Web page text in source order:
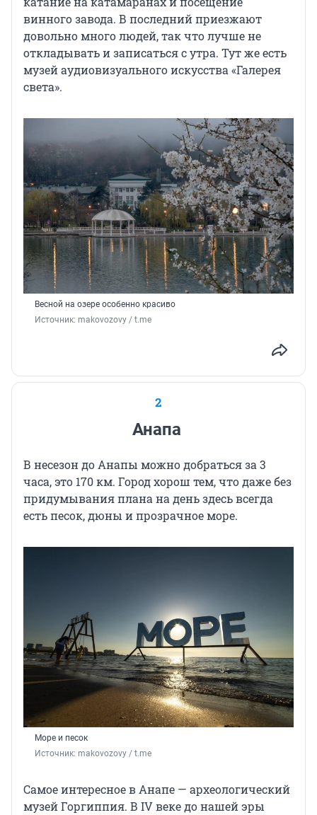
винного завода. В последний приезжают
довольно много людей, так что лучше не
откладывать и записаться с утра. Тут же есть
музей аудиовизуального искусства «Галерея
света».
Весной на озере особенно красиво
Источник: makovozovy / t.me
2
Анапа
В несезон до Анапы можно добраться за 3
часа, это 170 км. Город хорош тем, что даже без
придумывания плана на день здесь всегда
есть песок, дюны и прозрачное море.
Море и песок
Источник: makovozovy / t.me
Самое интересное в Анапе — археологический
музей Горгиппия. В IV веке до нашей эры